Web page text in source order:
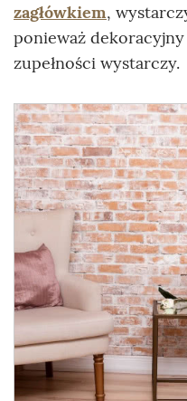
zagłówkiem,
ponieważ
zupełności wystarczy.